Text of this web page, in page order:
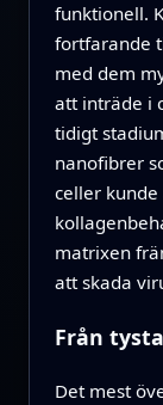
funktionell.
fortfarande
med dem
att inträde i
tidigt
nanofibrer
celler
matrixen
att skada
Från
Det mest